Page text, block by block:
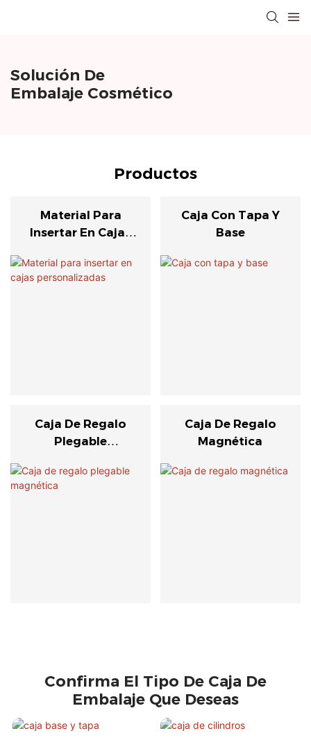
Solución De
Embalaje Cosmético
Productos
Material Para
Insertar En Cajas
Caja Con Tapa Y
Base
Caja De Regalo
Plegable
Caja De Regalo
Magnética
Confirma El Tipo De Caja De
Embalaje Que Deseas